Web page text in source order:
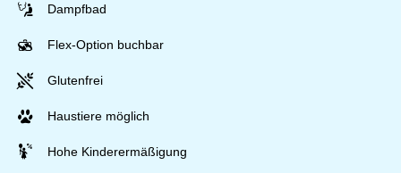
Dampfbad
Flex-Option buchbar
Glutenfrei
Haustiere möglich
Hohe Kinderermäßigung